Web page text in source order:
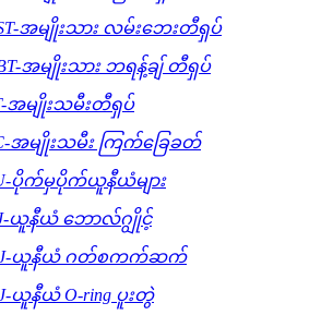
အမျိုးသား လမ်းဘေးတီရှပ်
အမျိုးသား ဘရန့်ချ် တီရှပ်
အမျိုးသမီးတီရှပ်
အမျိုးသမီး ကြက်ခြေခတ်
ပိုက်မှပိုက်ယူနီယံများ
ယူနီယံ ဘောလ်ဂျွိုင့်
ယူနီယံ ဂတ်စကက်ဆက်
ယူနီယံ O-ring ပူးတွဲ